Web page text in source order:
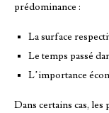
prédominance :
La surface
Le temps passé
L’importance
Dans certains cas,